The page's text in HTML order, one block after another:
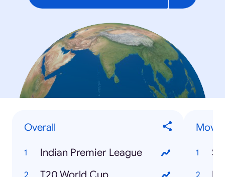
Overall
Indian Premier League